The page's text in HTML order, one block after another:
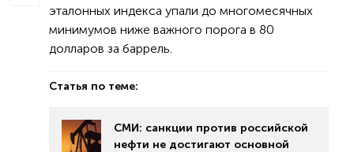
эталонных индекса упали до многомесячных
минимумов ниже важного порога в 80
долларов за баррель.
Статья по теме:
СМИ: санкции против российской
нефти не достигают основной